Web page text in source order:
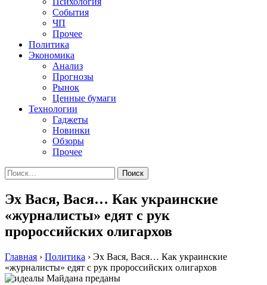
События
ЧП
Прочее
Политика
Экономика
Анализ
Прогнозы
Рынок
Ценные бумаги
Технологии
Гаджеты
Новинки
Обзоры
Прочее
Найти:
Эх Вася, Вася… Как украинские
«журналисты» едят с рук
пророссийских олигархов
Главная › Политика › Эх Вася, Вася… Как украинские
«журналисты» едят с рук пророссийских олигархов